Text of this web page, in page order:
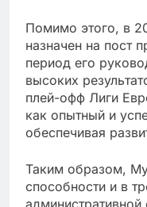
Помимо этого, в
назначен на пост
период его
высоких
плей-офф Лиги
как опытный и
обеспечивая
Таким образом,
способности и в